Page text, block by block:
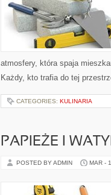
atmosfery, która spaja
Każdy, kto trafia do tej
CATEGORIES: KULINARIA
PAPIEŻE I
POSTED BY ADMIN MAR -